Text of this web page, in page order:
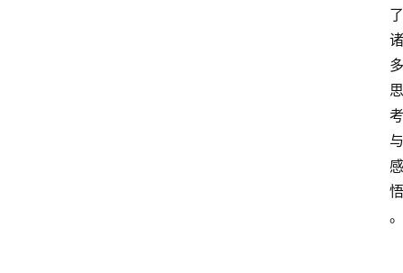
了
诸
多
思
考
与
感
悟
。